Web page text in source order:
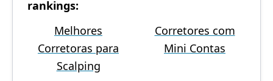
rankings:
Melhores
Corretoras para
Scalping
Corretores com
Mini Contas